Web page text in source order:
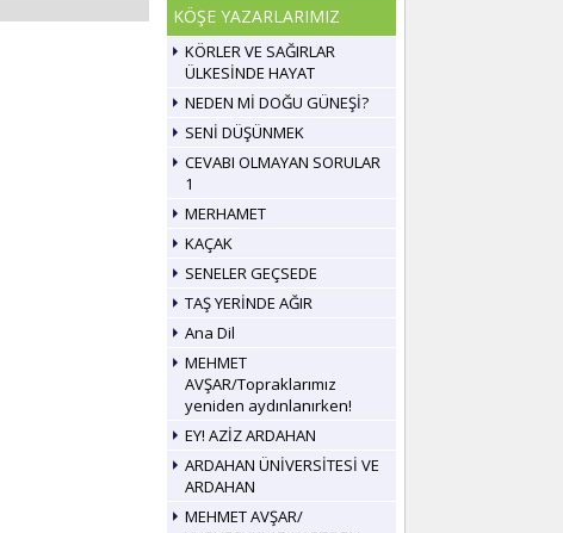
KÖŞE YAZARLARIMIZ
KÖRLER VE SAĞIRLAR
ÜLKESİNDE HAYAT
NEDEN Mİ DOĞU GÜNEŞİ?
SENİ DÜŞÜNMEK
CEVABI OLMAYAN SORULAR
1
MERHAMET
KAÇAK
SENELER GEÇSEDE
TAŞ YERİNDE AĞIR
Ana Dil
MEHMET
AVŞAR/Topraklarımız
yeniden aydınlanırken!
EY! AZİZ ARDAHAN
ARDAHAN ÜNİVERSİTESİ VE
ARDAHAN
MEHMET AVŞAR/